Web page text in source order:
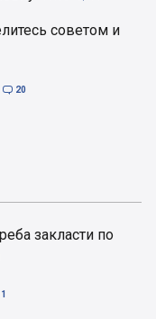
советом и
 20
закласти по
1